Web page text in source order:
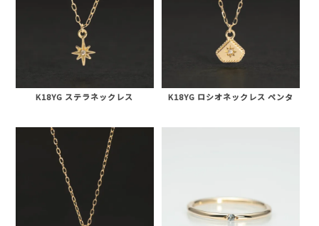
K18YG ステラネックレス K18YG ロシオネックレス ペンタ